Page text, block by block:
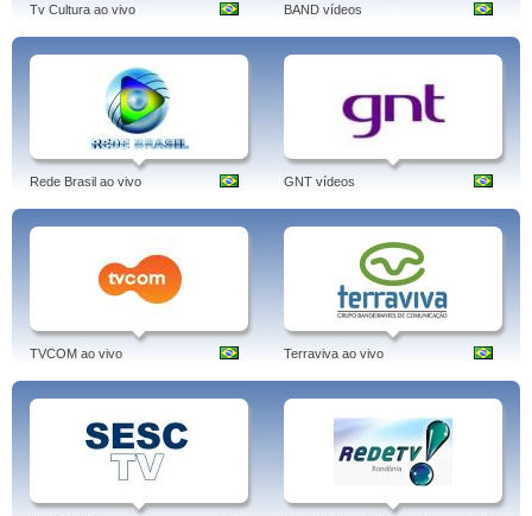
Tv Cultura ao vivo BAND vídeos
Rede Brasil ao vivo GNT vídeos
TVCOM ao vivo Terraviva ao vivo